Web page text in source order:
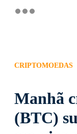
CRIPTOMOEDAS
Manhã
(BTC)